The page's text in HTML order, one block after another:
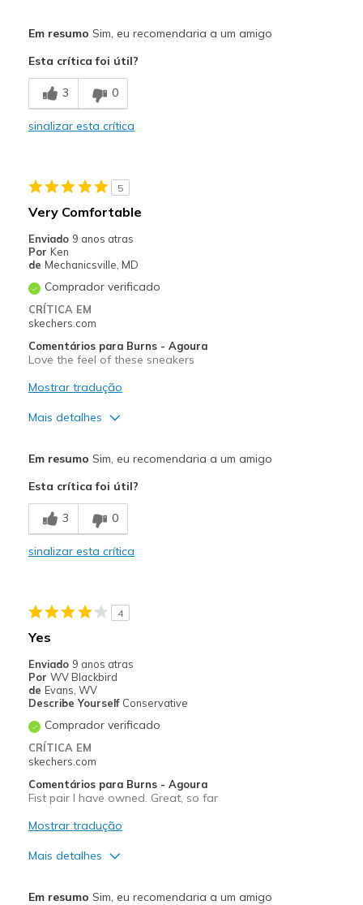
Stylish
Melhores utilizações
Casual Wear
Sizing
View On Shoes
Shoes are for Wearing
Em resumo Sim, eu recomendaria a um amigo
Esta crítica foi útil?
3 0
sinalizar esta crítica
5
Very Comfortable
Enviado 9 anos atras
Por Ken
de Mechanicsville, MD
Comprador verificado
CRÍTICA EM
skechers.com
Comentários para Burns - Agoura
Love the feel of these sneakers
Mostrar tradução
Mais detalhes
Width
Sizing
Em resumo Sim, eu recomendaria a um amigo
Esta crítica foi útil?
3 0
sinalizar esta crítica
4
Yes
Enviado 9 anos atras
Por WV Blackbird
de Evans, WV
Describe Yourself Conservative
Comprador verificado
CRÍTICA EM
skechers.com
Comentários para Burns - Agoura
Fist pair I have owned. Great, so far
Mostrar tradução
Mais detalhes
Em resumo Sim, eu recomendaria a um amigo